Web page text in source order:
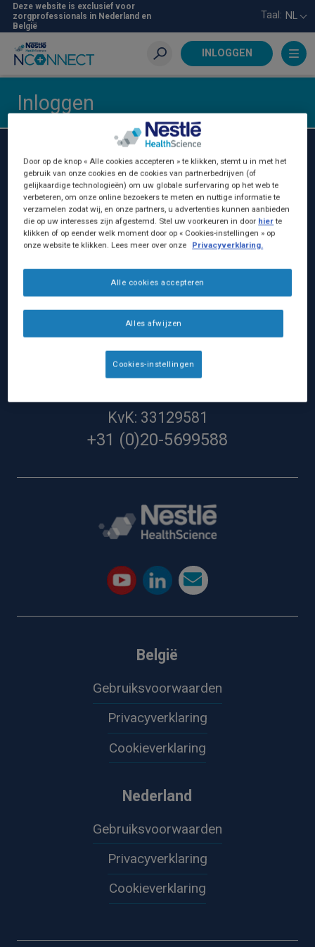
Skip
main
content
Deze website is exclusief voor
zorgprofessionals in Nederland en
België
Taal: NL
INLOGGEN
Zoeken
Inloggen
Nestlé Health Science Belgilux
Nestlé Belgilux NV:
Birminghamstraat 221
1070 Brussel, België
BE - 0402.231.383
+32 (0)25295230
Nestlé Health Science Nederland
Nestlé Nederland BV:
Hoevestein 36G
KvK: 33129581
+31 (0)20-5699588
België
Gebruiksvoorwaarden
Privacyverklaring
Cookieverklaring
Nederland
Gebruiksvoorwaarden
Privacyverklaring
Cookieverklaring
Door op de knop « Alle cookies accepteren » te klikken, stemt u in met het
gebruik van onze cookies en de cookies van partnerbedrijven (of
gelijkaardige technologieën) om uw globale surfervaring op het web te
verbeteren, om onze online bezoekers te meten en nuttige informatie te
verzamelen zodat wij, en onze partners, u advertenties kunnen aanbieden
die op uw interesses zijn afgestemd. Stel uw voorkeuren in door hierte
klikken of op eender welk moment door op « Cookies-instellingen » op
onze website te klikken. Lees meer over onze
Privacyverklaring.
Alles afwijzen
Alle cookies accepteren
Cookies-instellingen